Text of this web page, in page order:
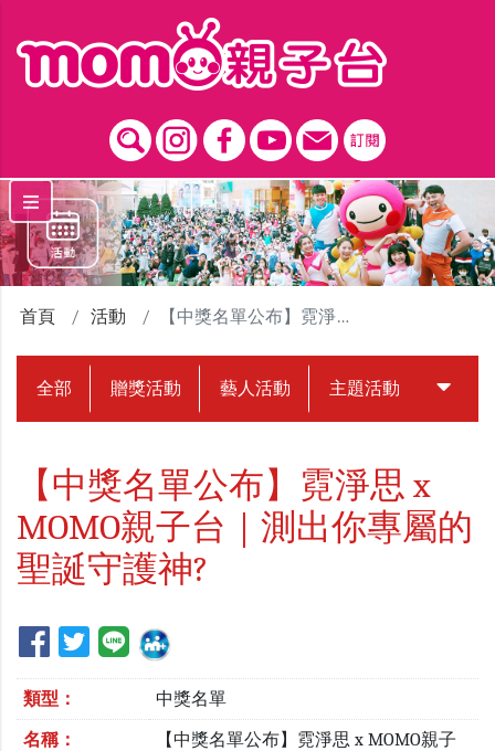
首頁 活動 【中獎名單公布】霓淨思 x MOMO親子台｜測出你專屬的聖誕守護神?
全部 贈獎活動 藝人活動 主題活動 中獎名
【中獎名單公布】霓淨思 x
MOMO親子台｜測出你專屬的
聖誕守護神?
類型： 中獎名單
名稱：
【中獎名單公布】霓淨思 x MOMO親子